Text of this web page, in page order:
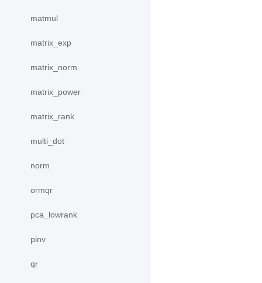
matmul
matrix_exp
matrix_norm
matrix_power
matrix_rank
multi_dot
norm
ormqr
pca_lowrank
pinv
qr